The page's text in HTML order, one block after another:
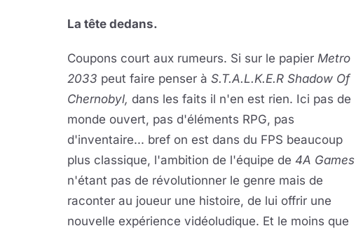
La tête dedans.
Coupons court aux rumeurs. Si sur le papier Metro
2033 peut faire penser à S.T.A.L.K.E.R Shadow Of
Chernobyl, dans les faits il n'en est rien. Ici pas de
monde ouvert, pas d'éléments RPG, pas
d'inventaire... bref on est dans du FPS beaucoup
plus classique, l'ambition de l'équipe de 4A Games
n'étant pas de révolutionner le genre mais de
raconter au joueur une histoire, de lui offrir une
nouvelle expérience vidéoludique. Et le moins que